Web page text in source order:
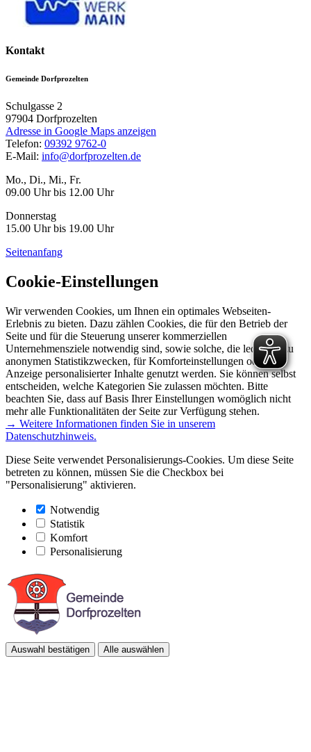
Kontakt
Gemeinde Dorfprozelten
Schulgasse 2
97904 Dorfprozelten
Adresse in Google Maps anzeigen
Telefon: 09392 9762-0
E-Mail: info@dorfprozelten.de
Mo., Di., Mi., Fr.
09.00 Uhr bis 12.00 Uhr
Donnerstag
15.00 Uhr bis 19.00 Uhr
Seitenanfang
Cookie-Einstellungen
Wir verwenden Cookies, um Ihnen ein optimales Webseiten-
Erlebnis zu bieten. Dazu zählen Cookies, die für den Betrieb der
Seite und für die Steuerung unserer kommerziellen
Unternehmensziele notwendig sind, sowie solche, die lediglich zu
anonymen Statistikzwecken, für Komforteinstellungen oder zur
Anzeige personalisierter Inhalte genutzt werden. Sie können selbst
entscheiden, welche Kategorien Sie zulassen möchten. Bitte
beachten Sie, dass auf Basis Ihrer Einstellungen womöglich nicht
mehr alle Funktionalitäten der Seite zur Verfügung stehen.
→ Weitere Informationen finden Sie in unserem
Datenschutzhinweis.
Diese Seite verwendet Personalisierungs-Cookies. Um diese Seite
betreten zu können, müssen Sie die Checkbox bei
"Personalisierung" aktivieren.
Notwendig
Statistik
Komfort
Personalisierung
Auswahl bestätigen Alle auswählen